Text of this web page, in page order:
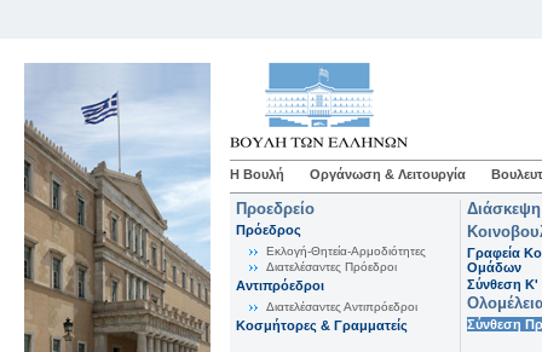
Η Βουλή Οργάνωση & Λειτουργία
Προεδρείο
Πρόεδρος
Εκλογή-Θητεία-Αρμοδιότητες
Διατελέσαντες Πρόεδροι
Αντιπρόεδροι
Διατελέσαντες Αντιπρόεδροι
Κοσμήτορες & Γραμματείς
Γραφεία
Ομάδων
Σύνθεση K'
Σύνθεση